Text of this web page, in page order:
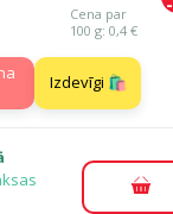
Cena par
100 g: 0,4 €
Izdevīgi 🛍️